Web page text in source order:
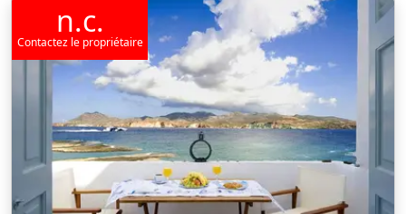
n.c.
Contactez le propriétaire